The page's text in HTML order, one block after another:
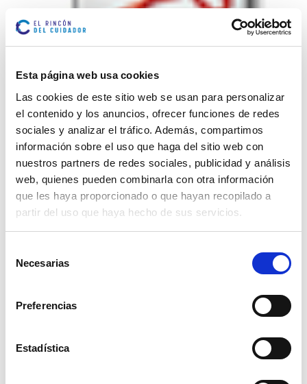
Esta página web usa cookies
Las cookies de este sitio web se usan para personalizar
el contenido y los anuncios, ofrecer funciones de redes
sociales y analizar el tráfico. Además, compartimos
información sobre el uso que haga del sitio web con
nuestros partners de redes sociales, publicidad y análisis
web, quienes pueden combinarla con otra información
que les haya proporcionado o que hayan recopilado a
partir del uso que haya hecho de sus servicios.
Necesarias
Preferencias
Estadística
Regístrate para Descargar planificador diario de
actividades
Marcar como artículo favorito